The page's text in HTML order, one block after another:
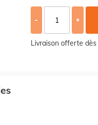
- +
Livraison offerte dès